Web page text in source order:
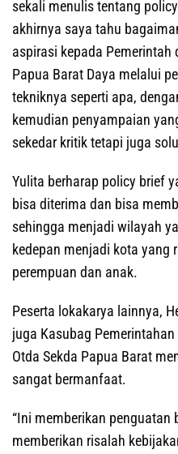
sekali menulis tentang
akhirnya saya tahu
aspirasi kepada Pemerintah
Papua Barat Daya melalui
tekniknya seperti apa,
kemudian penyampaian
sekedar kritik tetapi juga
Yulita berharap policy brief
bisa diterima dan bisa
sehingga menjadi wilayah
kedepan menjadi kota yang
perempuan dan anak.
Peserta lokakarya lainnya,
juga Kasubag
Otda Sekda Papua Barat
sangat bermanfaat.
“Ini memberikan
memberikan risalah